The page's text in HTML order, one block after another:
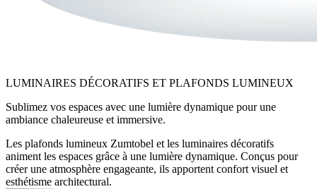
LUMINAIRES DÉCORATIFS ET PLAFONDS LUMINEUX
Sublimez vos espaces avec une lumière dynamique pour une
ambiance chaleureuse et immersive.
Les plafonds lumineux Zumtobel et les luminaires décoratifs
animent les espaces grâce à une lumière dynamique. Conçus pour
créer une atmosphère engageante, ils apportent confort visuel et
esthétisme architectural.